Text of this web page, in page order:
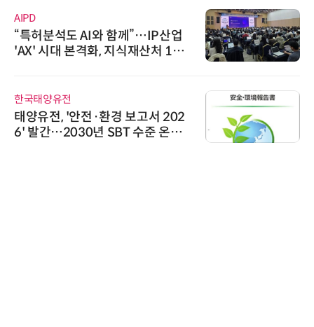
AIPD
“특허분석도 AI와 함께”…IP산업
'AX' 시대 본격화, 지식재산처 1호
한국태양유전
태양유전, '안전·환경 보고서 202
6' 발간…2030년 SBT 수준 온실